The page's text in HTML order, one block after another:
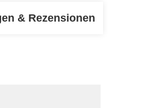
& Rezensionen